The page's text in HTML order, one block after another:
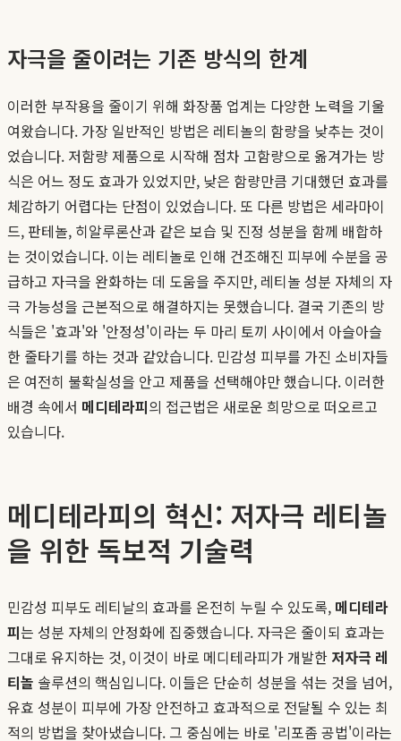
자극을 줄이려는 기존 방식의 한계
이러한 부작용을 줄이기 위해 화장품 업계는 다양한 노력을 기울
여왔습니다. 가장 일반적인 방법은 레티놀의 함량을 낮추는 것이
었습니다. 저함량 제품으로 시작해 점차 고함량으로 옮겨가는 방
식은 어느 정도 효과가 있었지만, 낮은 함량만큼 기대했던 효과를
체감하기 어렵다는 단점이 있었습니다. 또 다른 방법은 세라마이
드, 판테놀, 히알루론산과 같은 보습 및 진정 성분을 함께 배합하
는 것이었습니다. 이는 레티놀로 인해 건조해진 피부에 수분을 공
급하고 자극을 완화하는 데 도움을 주지만, 레티놀 성분 자체의 자
극 가능성을 근본적으로 해결하지는 못했습니다. 결국 기존의 방
식들은 '효과'와 '안정성'이라는 두 마리 토끼 사이에서 아슬아슬
한 줄타기를 하는 것과 같았습니다. 민감성 피부를 가진 소비자들
은 여전히 불확실성을 안고 제품을 선택해야만 했습니다. 이러한
배경 속에서 메디테라피의 접근법은 새로운 희망으로 떠오르고
있습니다.
메디테라피의 혁신: 저자극 레티놀
을 위한 독보적 기술력
민감성 피부도 레티날의 효과를 온전히 누릴 수 있도록, 메디테라
피는 성분 자체의 안정화에 집중했습니다. 자극은 줄이되 효과는
그대로 유지하는 것, 이것이 바로 메디테라피가 개발한 저자극 레
티놀 솔루션의 핵심입니다. 이들은 단순히 성분을 섞는 것을 넘어,
유효 성분이 피부에 가장 안전하고 효과적으로 전달될 수 있는 최
적의 방법을 찾아냈습니다. 그 중심에는 바로 '리포좀 공법'이라는